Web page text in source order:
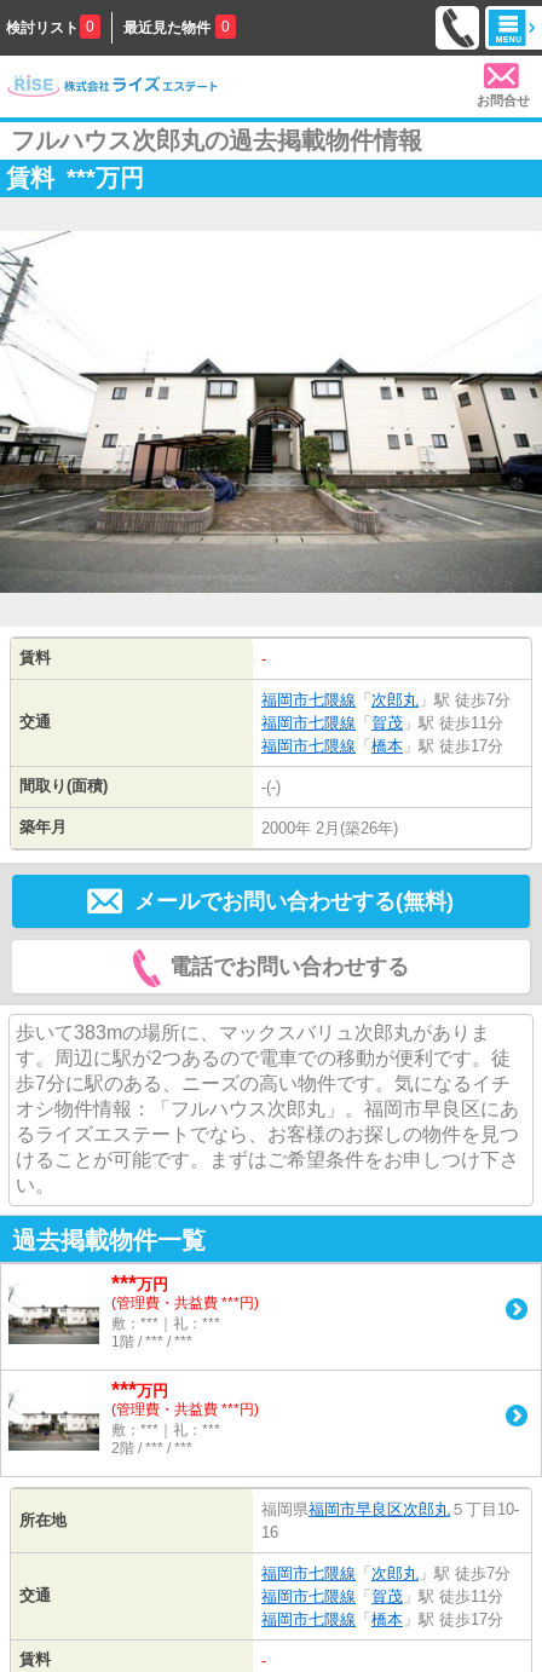
検討リスト 0 最近見た物件 0
お問合せ
フルハウス次郎丸の過去掲載物件情報
賃料 ***万円
賃料 -
交通
福岡市七隈線 「 次郎丸 」駅 徒歩7分
福岡市七隈線 「 賀茂 」駅 徒歩11分
福岡市七隈線 「 橋本 」駅 徒歩17分
間取り(面積) -(-)
築年月 2000年 2月(築26年)
メールでお問い合わせする(無料)
電話でお問い合わせする
歩いて383mの場所に、マックスバリュ次郎丸がありま
す。周辺に駅が2つあるので電車での移動が便利です。徒
歩7分に駅のある、ニーズの高い物件です。気になるイチ
オシ物件情報：「フルハウス次郎丸」。福岡市早良区にあ
るライズエステートでなら、お客様のお探しの物件を見つ
けることが可能です。まずはご希望条件をお申しつけ下さ
い。
過去掲載物件一覧
***万円
(管理費・共益費 ***円)
敷：***｜礼：***
1階 / *** / ***
***万円
(管理費・共益費 ***円)
敷：***｜礼：***
2階 / *** / ***
所在地
福岡県福岡市早良区次郎丸 ５丁目10-
16
交通
福岡市七隈線 「 次郎丸 」駅 徒歩7分
福岡市七隈線 「 賀茂 」駅 徒歩11分
福岡市七隈線 「 橋本 」駅 徒歩17分
賃料 -